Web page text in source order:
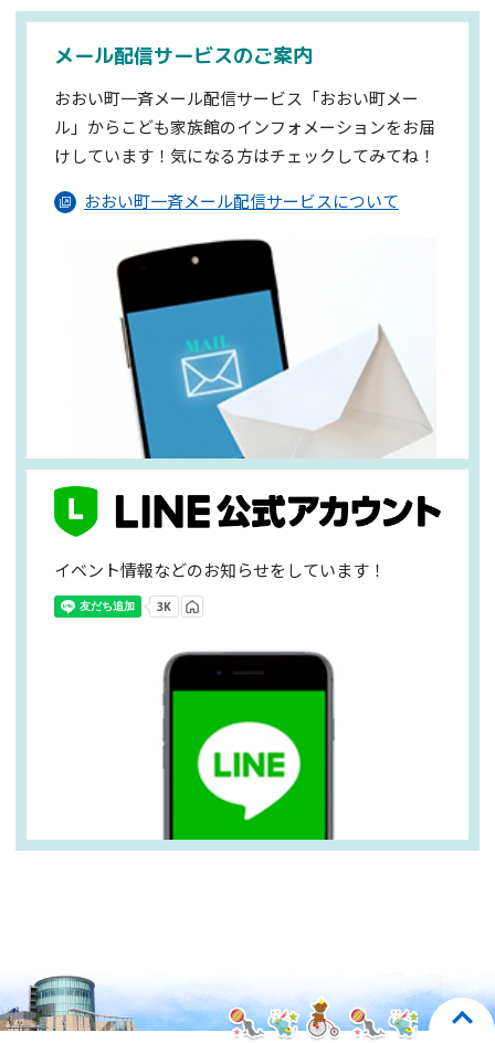
メール配信サービスのご案内
おおい町一斉メール配信サービス「おおい町メー
ル」からこども家族館のインフォメーションをお届
けしています！気になる方はチェックしてみてね！
おおい町一斉メール配信サービスについて
イベント情報などのお知らせをしています！